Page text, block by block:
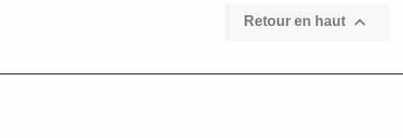
Retour en haut 